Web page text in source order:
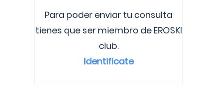
Para poder enviar tu consulta
tienes que ser miembro de EROSKI
club.
Identificate